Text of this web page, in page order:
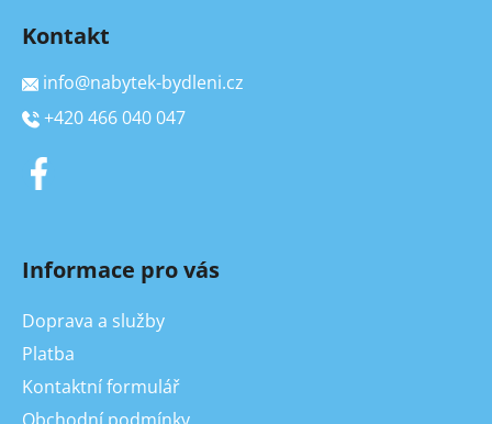
Kontakt
info@nabytek-bydleni.cz
+420 466 040 047
Informace pro vás
Doprava a služby
Platba
Kontaktní formulář